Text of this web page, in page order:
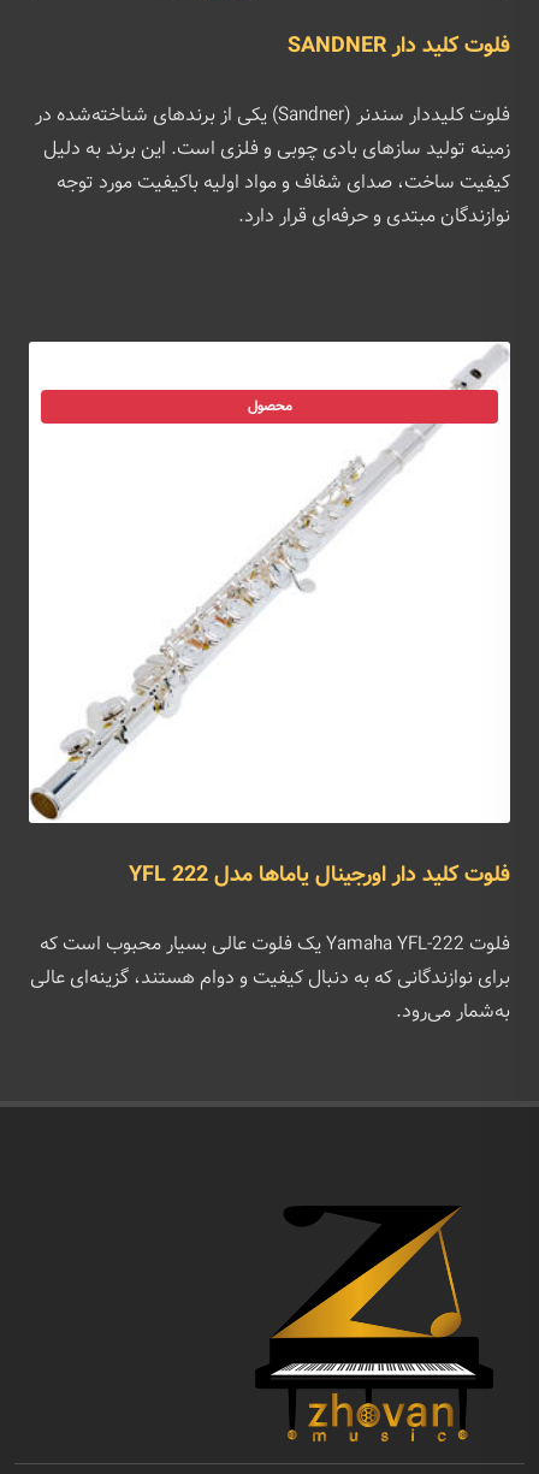
فلوت کلید دار SANDNER
فلوت کلیددار سندنر (Sandner) یکی از برندهای شناخته‌شده در
زمینه تولید سازهای بادی چوبی و فلزی است. این برند به دلیل
کیفیت ساخت، صدای شفاف و مواد اولیه باکیفیت مورد توجه
نوازندگان مبتدی و حرفه‌ای قرار دارد.
محصول
فلوت کلید دار اورجینال یاماها مدل YFL 222
فلوت Yamaha YFL-222 یک فلوت عالی بسیار محبوب است که
برای نوازندگانی که به دنبال کیفیت و دوام هستند، گزینه‌ای عالی
به‌شمار می‌رود.